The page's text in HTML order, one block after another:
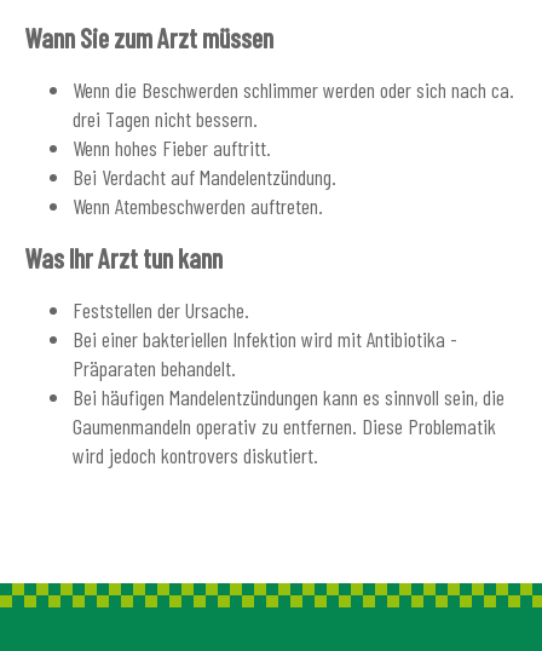
Wann Sie zum Arzt müssen
Wenn die Beschwerden schlimmer werden oder sich nach ca.
drei Tagen nicht bessern.
Wenn hohes Fieber auftritt.
Bei Verdacht auf Mandelentzündung.
Wenn Atembeschwerden auftreten.
Was Ihr Arzt tun kann
Feststellen der Ursache.
Bei einer bakteriellen Infektion wird mit Antibiotika -
Präparaten behandelt.
Bei häufigen Mandelentzündungen kann es sinnvoll sein, die
Gaumenmandeln operativ zu entfernen. Diese Problematik
wird jedoch kontrovers diskutiert.